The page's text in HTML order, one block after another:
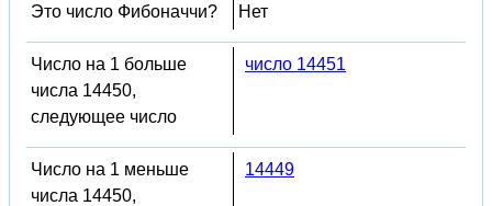
Это число Фибоначчи? Нет
Число на 1 больше
числа 14450,
следующее число
число 14451
Число на 1 меньше
числа 14450,
14449